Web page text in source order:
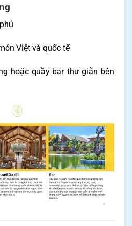
Việt và quốc tế
hoặc quầy bar thư giãn bên